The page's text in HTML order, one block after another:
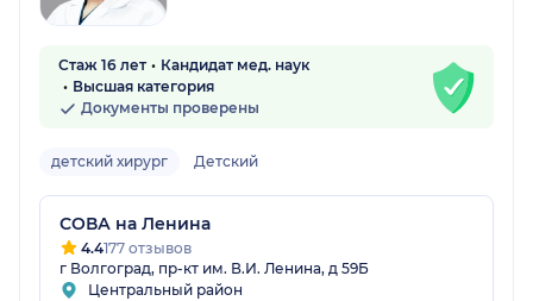
Стаж 16 лет
Кандидат мед. наук
Высшая категория
Документы проверены
детский хирург Детский
СОВА на Ленина
4.4177 отзывов
г Волгоград, пр-кт им. В.И. Ленина, д 59Б
Центральный район